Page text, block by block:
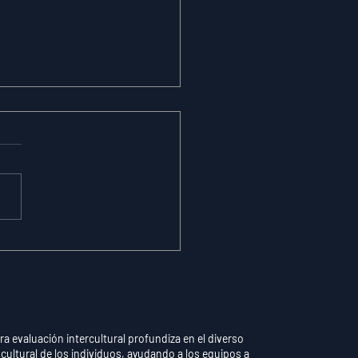
evaluación intercultural profundiza en el diverso
de los individuos, ayudando a los equipos a